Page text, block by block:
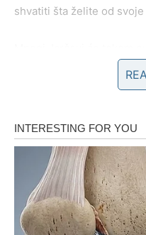
shvatiti šta želite od
će kasnije potpuno